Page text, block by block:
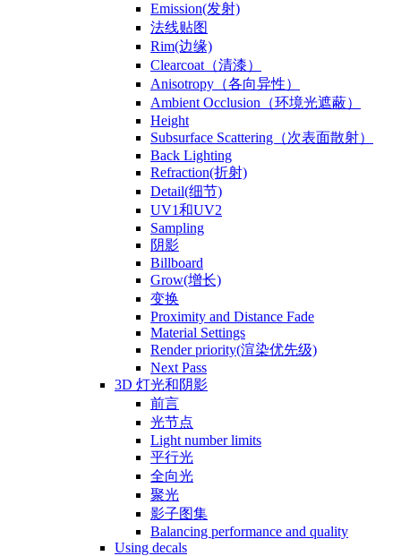
Emission(发射)
法线贴图
Rim(边缘)
Clearcoat（清漆）
Anisotropy（各向异性）
Ambient Occlusion（环境光遮蔽）
Height
Subsurface Scattering（次表面散射）
Back Lighting
Refraction(折射)
Detail(细节)
UV1和UV2
Sampling
阴影
Billboard
Grow(增长)
变换
Proximity and Distance Fade
Material Settings
Render priority(渲染优先级)
Next Pass
3D 灯光和阴影
前言
光节点
Light number limits
平行光
全向光
聚光
影子图集
Balancing performance and quality
Using decals